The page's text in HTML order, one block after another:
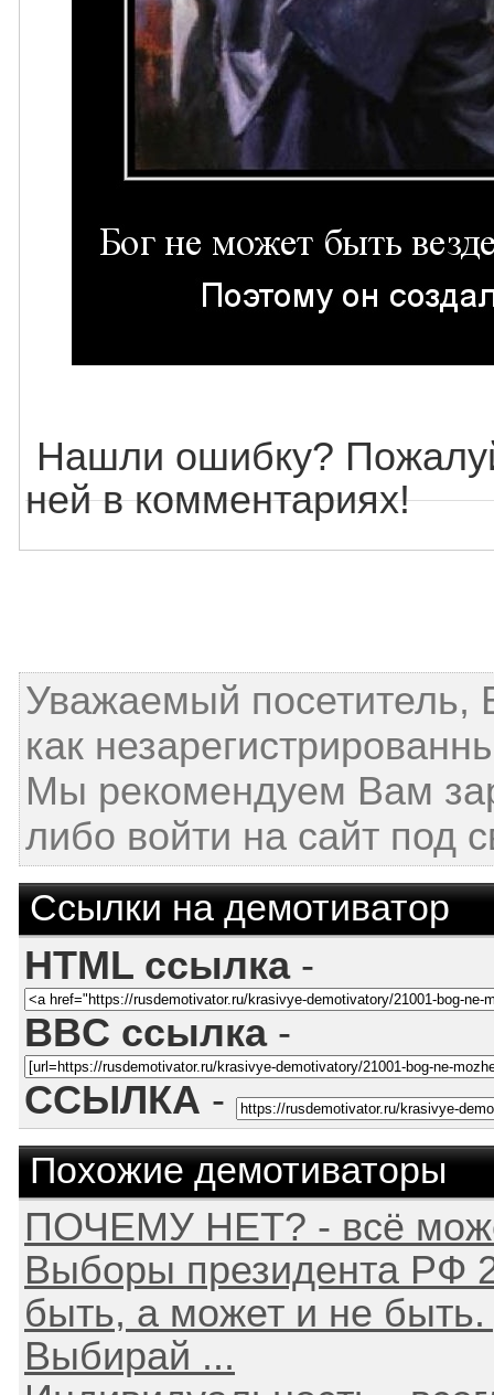
Нашли ошибку?
ней в комментариях!
Уважаемый посетитель,
как
Мы рекомендуем Вам
либо войти на сайт под
Ссылки на демотиватор
HTML ссылка-
BBC ссылка-
ССЫЛКА -
Похожие демотиваторы
ПОЧЕМУ НЕТ? - всё
Выборы президента РФ
быть, а может и не
Выбирай ...